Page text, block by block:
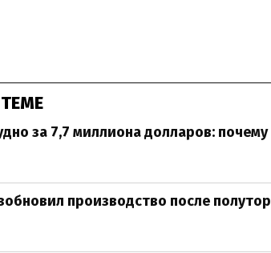
за 7,7 миллиона долларов:
производство после